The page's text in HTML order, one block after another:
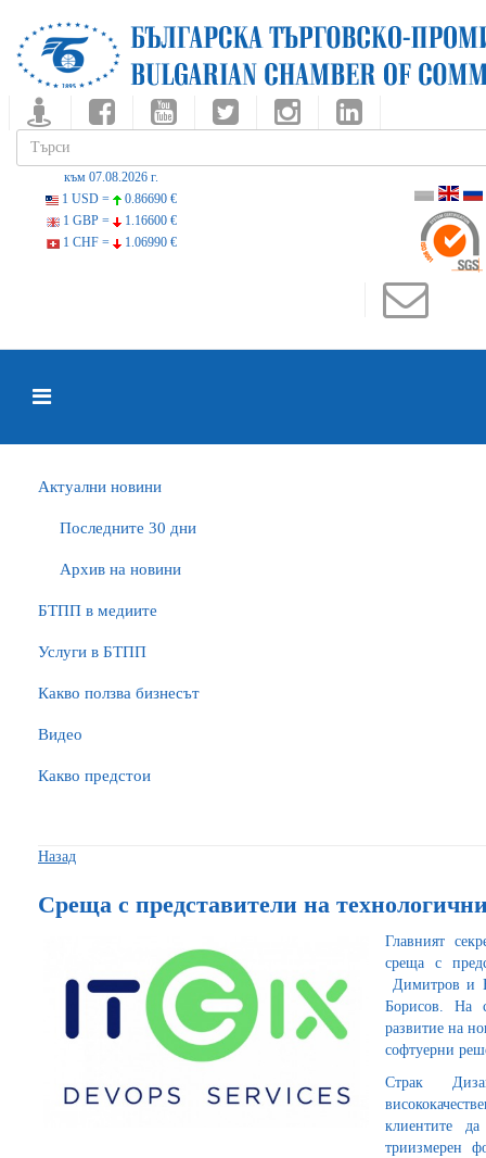
към 07.08.2026 г.
1 USD =
0.86690 €
1 GBP =
1.16600 €
1 CHF =
1.06990 €
Актуални новини
Последните 30 дни
Архив на новини
БTПП в медиите
Услуги в БТПП
Какво ползва бизнесът
Видео
Какво предстои
Назад
Среща с представители на
Главният
среща с
Димитров и
Борисов. На
развитие на
софтуерни
Страк
клиентите
триизмерен